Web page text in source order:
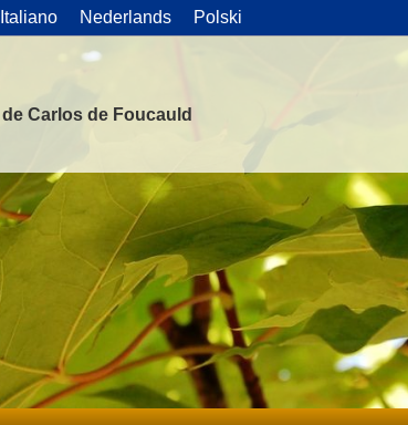
Italiano Nederlands Polski
Carlos de Foucauld